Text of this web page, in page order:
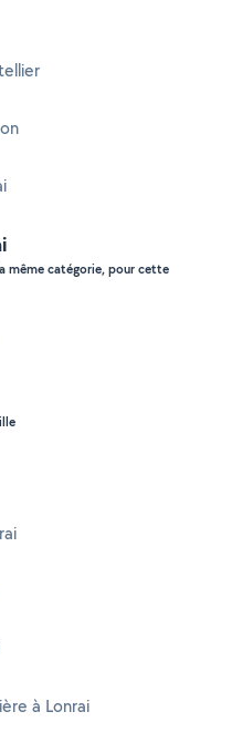
même catégorie, pour cette
à Lonrai